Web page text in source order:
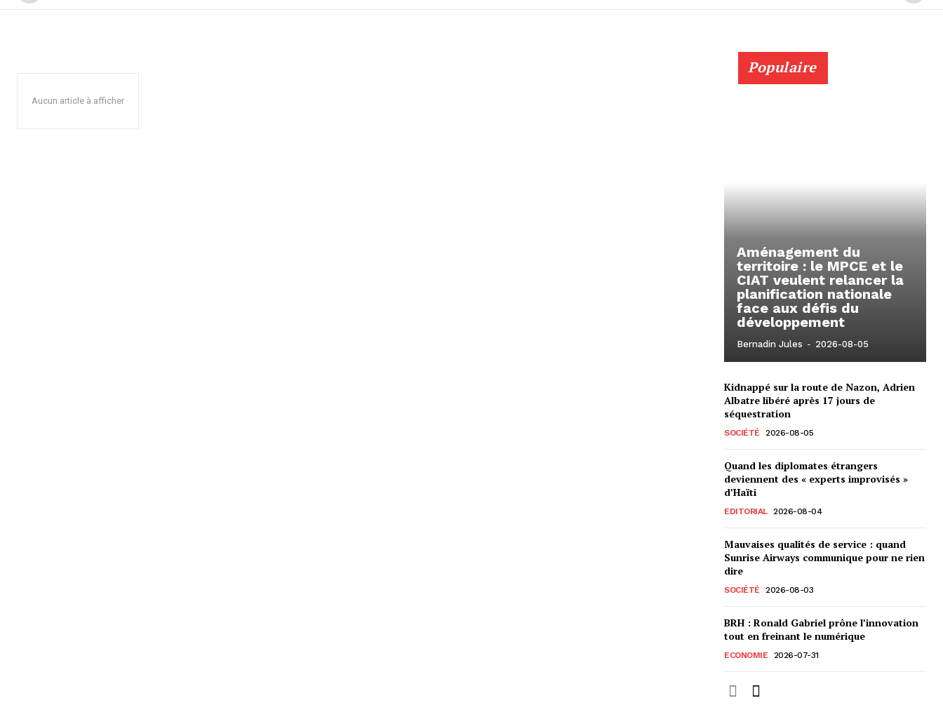
Aucun article à afficher
Populaire
Aménagement du
territoire : le MPCE et le
CIAT veulent relancer la
planification nationale
face aux défis du
développement
Bernadin Jules - 2026-08-05
Kidnappé sur la route de Nazon, Adrien
Albatre libéré après 17 jours de
séquestration
SOCIÉTÉ 2026-08-05
Quand les diplomates étrangers
deviennent des « experts improvisés »
d’Haïti
EDITORIAL 2026-08-04
Mauvaises qualités de service : quand
Sunrise Airways communique pour ne rien
dire
SOCIÉTÉ 2026-08-03
BRH : Ronald Gabriel prône l’innovation
tout en freinant le numérique
ECONOMIE 2026-07-31